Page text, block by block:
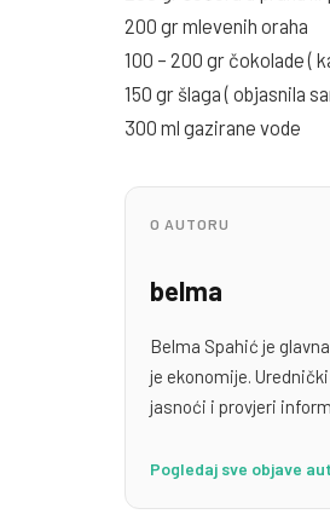
200 gr mlevenih oraha
100 – 200 gr čokolade (
150 gr šlaga ( objasnila
300 ml gazirane vode
O AUTORU
belma
Belma Spahić je
je ekonomije.
jasnoći i provjeri
Pogledaj sve objave